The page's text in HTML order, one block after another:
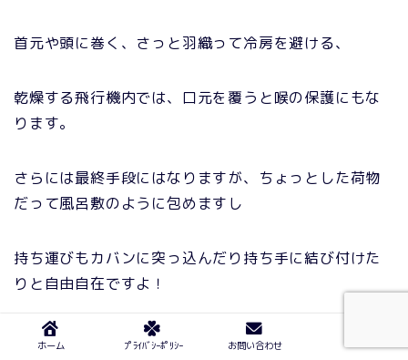
首元や頭に巻く、さっと羽織って冷房を避ける、
乾燥する飛行機内では、口元を覆うと喉の保護にもな
ります。
さらには最終手段にはなりますが、ちょっとした荷物
だって風呂敷のように包めますし
持ち運びもカバンに突っ込んだり持ち手に結び付けた
りと自由自在ですよ！
男性も女性も気軽に使えるおすすめグッズです。
ホーム ﾌﾟﾗｲﾊﾞｼｰﾎﾟﾘｼｰ お問い合わせ